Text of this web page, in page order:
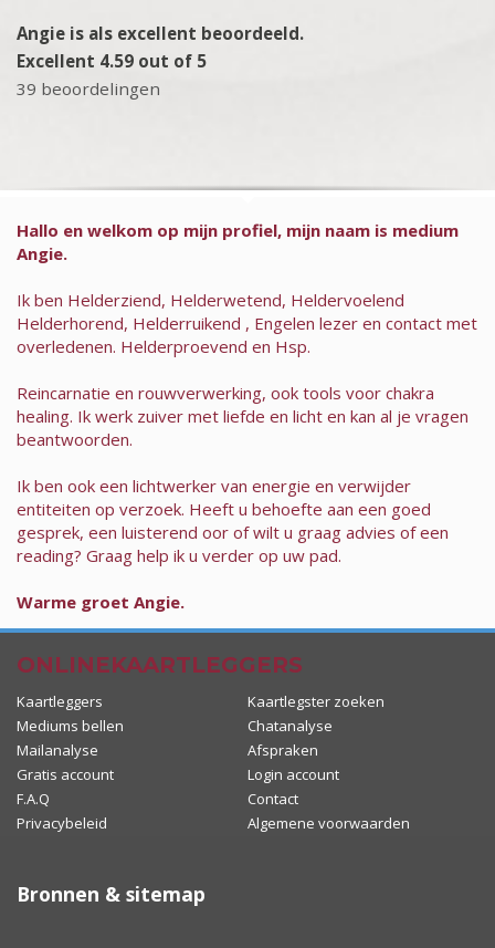
Angie is als excellent beoordeeld.
Excellent 4.59 out of 5
39 beoordelingen
Hallo en welkom op mijn profiel, mijn naam is medium
Angie.
Ik ben Helderziend, Helderwetend, Heldervoelend
Helderhorend, Helderruikend , Engelen lezer en contact met
overledenen. Helderproevend en Hsp.
Reincarnatie en rouwverwerking, ook tools voor chakra
healing. Ik werk zuiver met liefde en licht en kan al je vragen
beantwoorden.
Ik ben ook een lichtwerker van energie en verwijder
entiteiten op verzoek. Heeft u behoefte aan een goed
gesprek, een luisterend oor of wilt u graag advies of een
reading? Graag help ik u verder op uw pad.
Warme groet Angie.
ONLINEKAARTLEGGERS
Kaartleggers
Kaartlegster zoeken
Mediums bellen
Chatanalyse
Mailanalyse
Afspraken
Gratis account
Login account
F.A.Q
Contact
Privacybeleid
Algemene voorwaarden
Bronnen & sitemap